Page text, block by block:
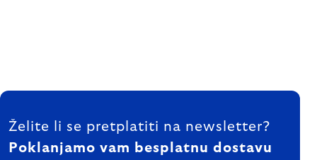
FOOTER
Želite li se pretplatiti na newsletter?
Poklanjamo vam besplatnu dostavu